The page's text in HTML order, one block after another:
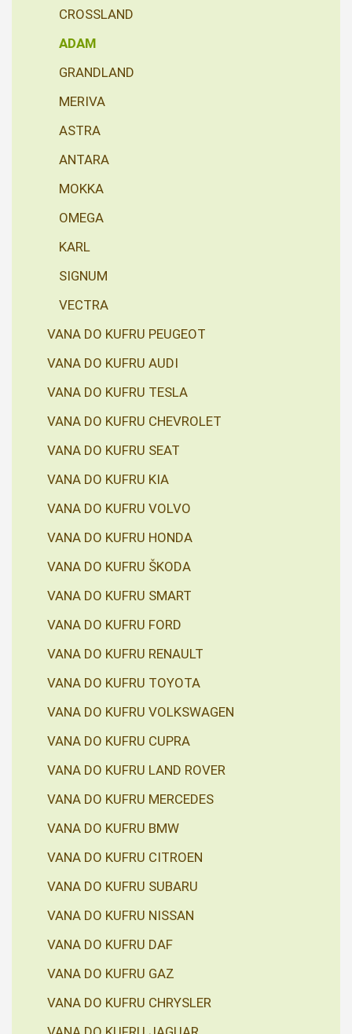
CROSSLAND
ADAM
GRANDLAND
MERIVA
ASTRA
ANTARA
MOKKA
OMEGA
KARL
SIGNUM
VECTRA
VANA DO KUFRU PEUGEOT
VANA DO KUFRU AUDI
VANA DO KUFRU TESLA
VANA DO KUFRU CHEVROLET
VANA DO KUFRU SEAT
VANA DO KUFRU KIA
VANA DO KUFRU VOLVO
VANA DO KUFRU HONDA
VANA DO KUFRU ŠKODA
VANA DO KUFRU SMART
VANA DO KUFRU FORD
VANA DO KUFRU RENAULT
VANA DO KUFRU TOYOTA
VANA DO KUFRU VOLKSWAGEN
VANA DO KUFRU CUPRA
VANA DO KUFRU LAND ROVER
VANA DO KUFRU MERCEDES
VANA DO KUFRU BMW
VANA DO KUFRU CITROEN
VANA DO KUFRU SUBARU
VANA DO KUFRU NISSAN
VANA DO KUFRU DAF
VANA DO KUFRU GAZ
VANA DO KUFRU CHRYSLER